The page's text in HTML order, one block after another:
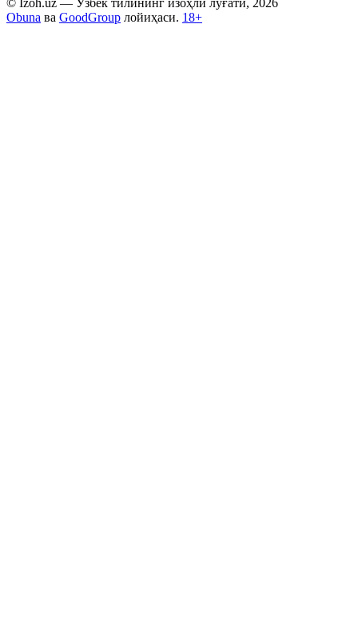
© Izoh.uz — Ўзбек тилининг изоҳли луғати, 2026
Obuna ва GoodGroup лойиҳаси. 18+